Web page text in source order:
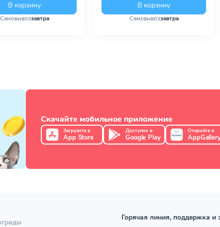
В корзину
Самовывоззавтра
В корзину
Самовывоззавтра
Скачайте мобильное приложение
Загрузите в
App Store
Доступно в
Google Play
Откройте в
Горячая линия, поддержка и